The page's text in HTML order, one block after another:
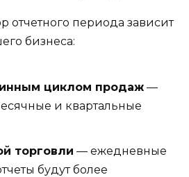
отчетного периода зависит
бизнеса:
циклом продаж —
и квартальные
торговли — ежедневные
будут более